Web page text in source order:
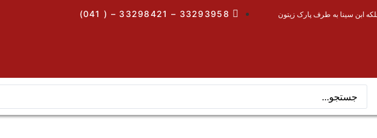
ابن سینا به طرف پارک زیتون 33293958 – 33298421 – ( 041)